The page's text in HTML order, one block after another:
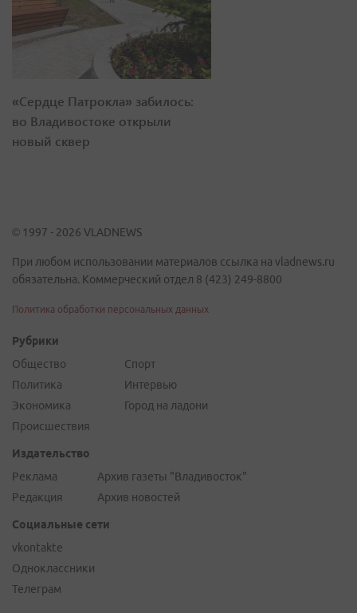
«Сердце Патрокла» забилось:
во Владивостоке открыли
новый сквер
© 1997 - 2026 VLADNEWS
При любом использовании материалов ссылка на vladnews.ru
обязательна. Коммерческий отдел 8 (423) 249-8800
Политика обработки персональных данных
Рубрики
Общество
Политика
Экономика
Происшествия
Спорт
Интервью
Город на ладони
Издательство
Реклама
Редакция
Архив газеты "Владивосток"
Архив новостей
Социальные сети
vkontakte
Одноклассники
Телеграм